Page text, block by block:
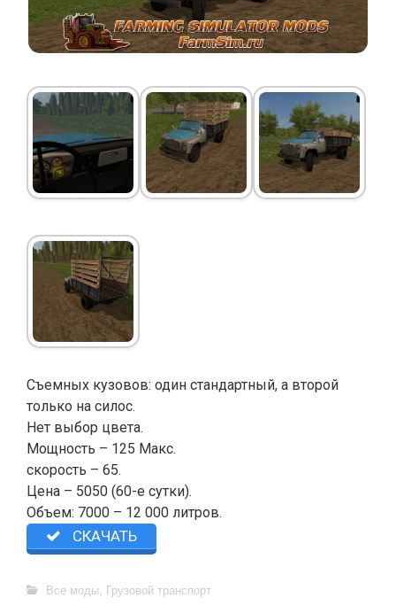
Съемных кузовов: один стандартный, а второй
только на силос.
Нет выбор цвета.
Мощность – 125 Макс.
скорость – 65.
Цена – 5050 (60-е сутки).
Объем: 7000 – 12 000 литров.
СКАЧАТЬ
Все моды, Грузовой транспорт